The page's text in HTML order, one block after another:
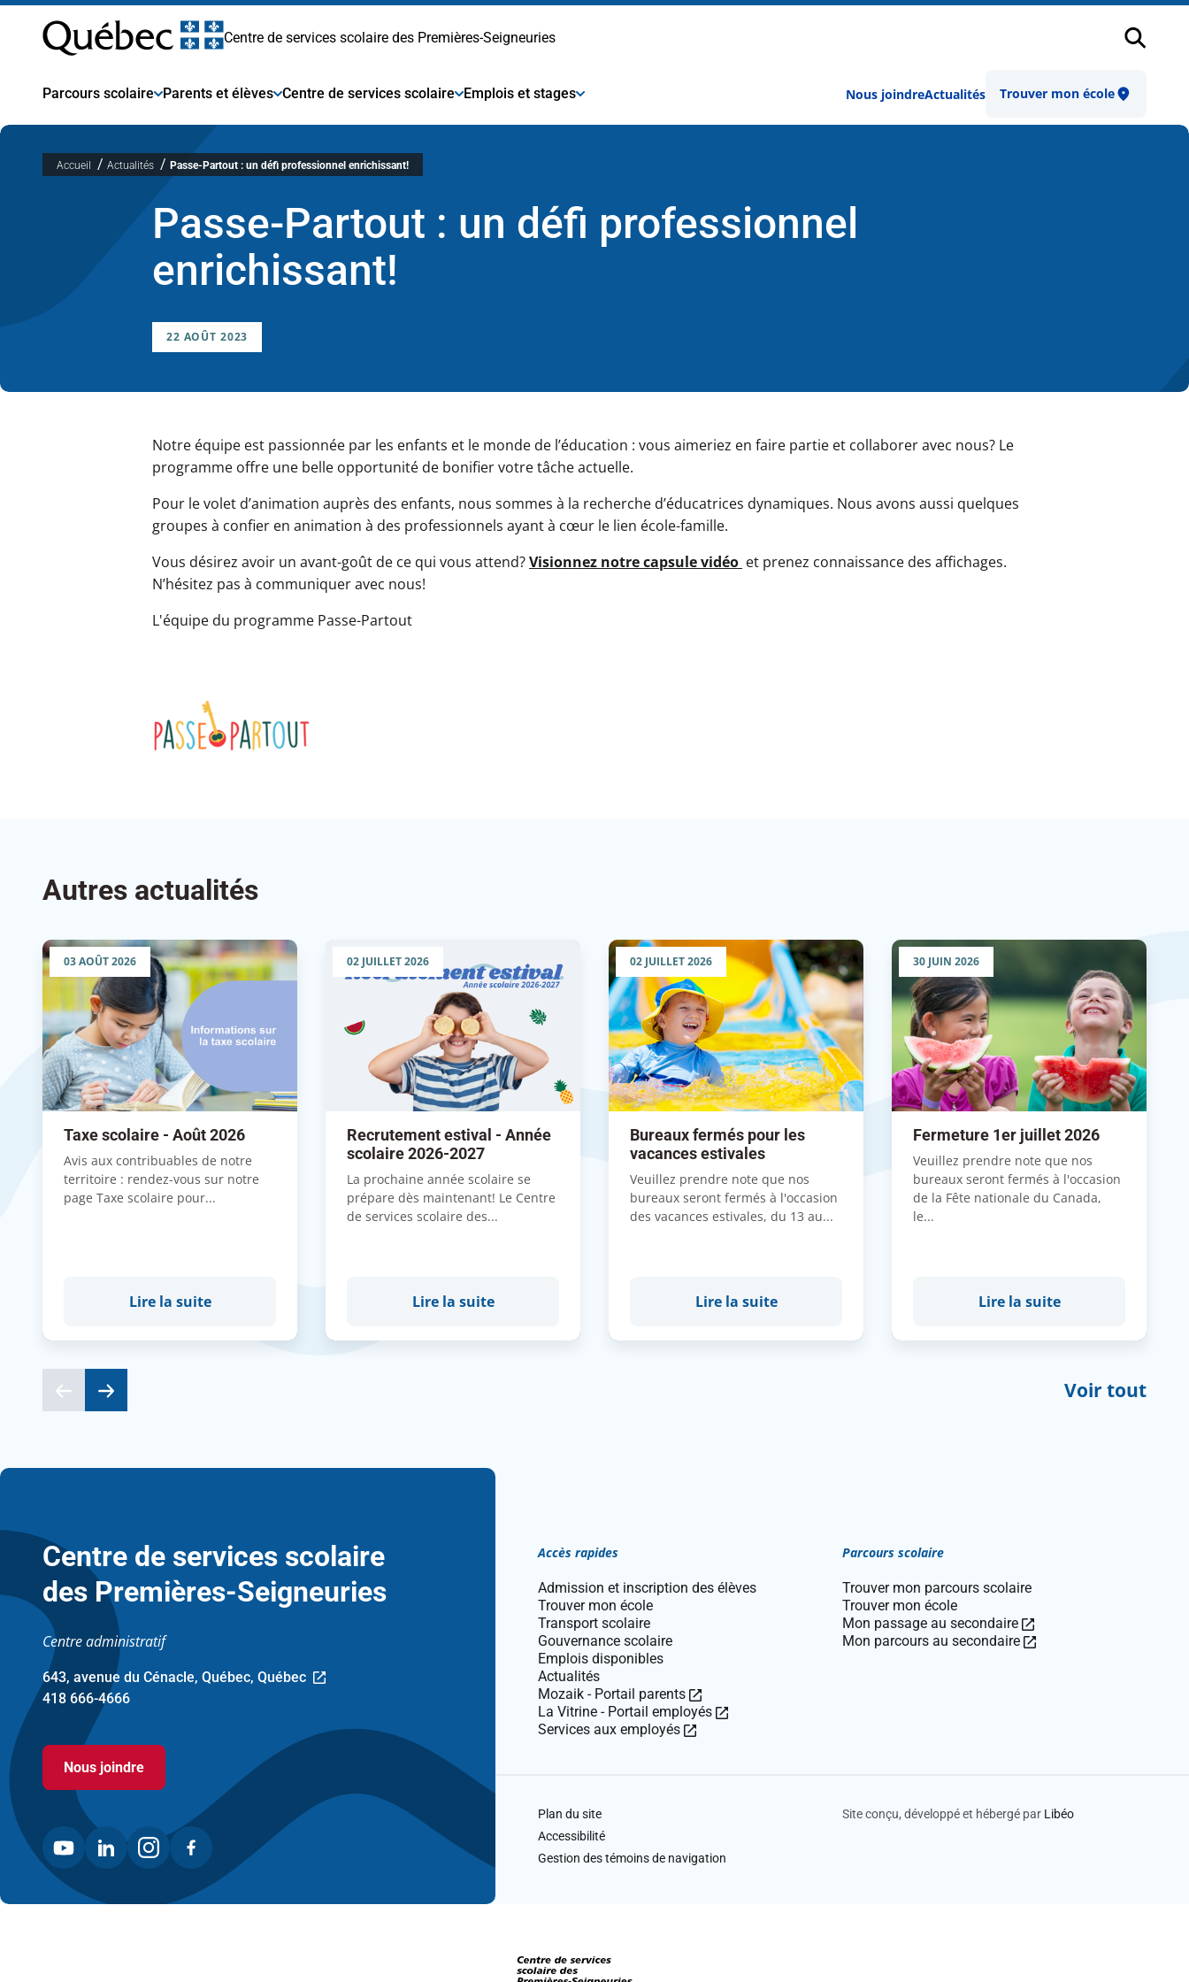
Centre
de
services
Premières-
Seigneuries
Centre de services scolaire des Premières-Seigneuries
Parcours scolaire Parents et élèves Centre de services scolaire Emplois et stages Nous joindreActualités Trouver mon école
Accueil Actualités Passe-Partout : un défi professionnel enrichissant!
Passe-Partout : un défi professionnel
enrichissant!
22 AOÛT 2023
Notre équipe est passionnée par les enfants et le monde de l’éducation : vous aimeriez en faire partie et collaborer avec nous? Le
programme offre une belle opportunité de bonifier votre tâche actuelle.
Pour le volet d’animation auprès des enfants, nous sommes à la recherche d’éducatrices dynamiques. Nous avons aussi quelques
groupes à confier en animation à des professionnels ayant à cœur le lien école-famille.
Vous désirez avoir un avant-goût de ce qui vous attend?Visionnez notre capsule vidéo et prenez connaissance des affichages.
N’hésitez pas à communiquer avec nous!
L'équipe du programme Passe-Partout
Autres actualités
03 AOÛT 2026
Taxe scolaire - Août 2026
Avis aux contribuables de notre
territoire : rendez-vous sur notre
page Taxe scolaire pour...
Lire la suite
02 JUILLET 2026
Recrutement estival - Année
scolaire 2026-2027
La prochaine année scolaire se
prépare dès maintenant! Le Centre
de services scolaire des...
Lire la suite
02 JUILLET 2026
Bureaux fermés pour les
vacances estivales
Veuillez prendre note que nos
bureaux seront fermés à l'occasion
des vacances estivales, du 13 au...
Lire la suite
30 JUIN 2026
Fermeture 1er juillet 2026
Veuillez prendre note que nos
bureaux seront fermés à l'occasion
de la Fête nationale du Canada,
le...
Lire la suite
Voir tout
Centre de services scolaire
des Premières-Seigneuries
Centre administratif
643, avenue du Cénacle, Québec, Québec
Ce
lien
dans
une
nouvelle
fenêtre.
418 666-4666
Nous joindre
Accès rapides
Admission et inscription des élèves
Trouver mon école
Transport scolaire
Gouvernance scolaire
Emplois disponibles
Actualités
Mozaik - Portail parents
Ce
lien
La Vitrine - Portail employés
Ce
Services aux employés
Ce
Parcours scolaire
Trouver mon parcours scolaire
Trouver mon école
Mon passage au secondaire
Ce
lien
Mon parcours au secondaire
Ce
Plan du site
Accessibilité
Gestion des témoins de navigation
Site conçu, développé et hébergé par Libéo